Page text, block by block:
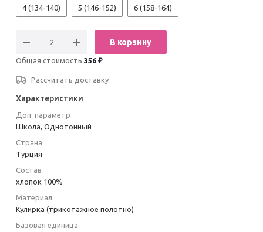
4 (134-140) 5 (146-152) 6 (158-164)
В корзину
Общая стоимость 356 ₽
Рассчитать доставку
Характеристики
Доп. параметр
Школа, Однотонный
Страна
Турция
Состав
хлопок 100%
Материал
Кулирка (трикотажное полотно)
Базовая единица